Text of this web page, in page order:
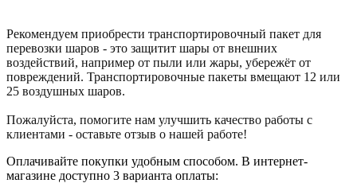
Рекомендуем приобрести транспортировочный пакет для
перевозки шаров - это защитит шары от внешних
воздействий, например от пыли или жары, убережёт от
повреждений. Транспортировочные пакеты вмещают 12 или
25 воздушных шаров.
Пожалуйста, помогите нам улучшить качество работы с
клиентами - оставьте отзыв о нашей работе!
Оплачивайте покупки удобным способом. В интернет-
магазине доступно 3 варианта оплаты: